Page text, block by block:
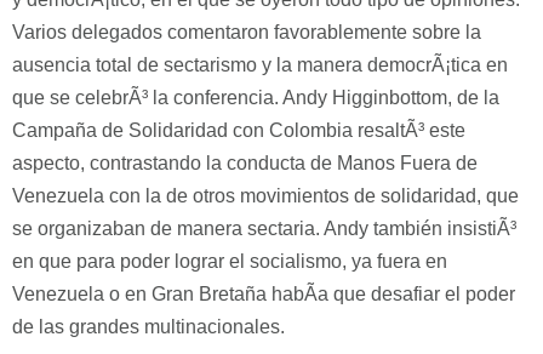
Varios delegados comentaron favorablemente sobre la
ausencia total de sectarismo y la manera democrÃ¡tica en
que se celebrÃ³ la conferencia. Andy Higginbottom, de la
Campaña de Solidaridad con Colombia resaltÃ³ este
aspecto, contrastando la conducta de Manos Fuera de
Venezuela con la de otros movimientos de solidaridad, que
se organizaban de manera sectaria. Andy también insistiÃ³
en que para poder lograr el socialismo, ya fuera en
Venezuela o en Gran Bretaña habÃ­a que desafiar el poder
de las grandes multinacionales.